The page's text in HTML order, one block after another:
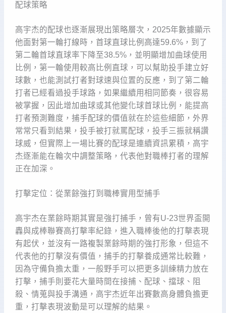
配球策略
高宇杰的配球也逐漸展現出策略層次，2025年數據顯示
他面對第一輪打線時，首球直球比例高達59.6%，到了
第二輪首球直球率下降至38.5%，並明顯增加曲球使用
比例，第一輪使用較高比例直球，可以幫助投手建立好
球數，也能測試打者對球速與位置的反應，到了第二輪
打者已經看過投手球路，如果繼續用相同節奏，很容易
被掌握，因此增加曲球或其他變化球首球比例，能提高
打者預測難度，捕手配球的價值就在於這些細節，外界
常常只看到結果，投手被打就罵配球，投手三振就稱讚
球威，但實際上一場比賽的配球是連續資訊累積，高宇
杰逐漸能在輪次中調整策略，代表他對職棒打者的理解
正在加深。
打擊定位：從業餘強打到職棒實用型捕手
高宇杰在業餘時期其實是強打捕手，曾有U-23世界盃開
轟與成棒聯賽高打擊率紀錄，進入職棒後他的打擊表現
有起伏，並沒有一路複製業餘時期的強打形象，但這不
代表他的打擊沒有價值，捕手的打擊養成通常比較難，
因為守備負擔太重，一般野手可以把更多訓練精力放在
打擊，捕手則要花大量時間在接捕、配球、擋球、阻
殺、情蒐與投手溝通，高宇杰近年出賽數高身體負擔更
重，打擊表現波動是可以理解的結果。